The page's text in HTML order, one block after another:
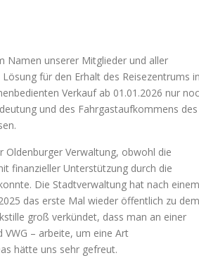
Namen unserer Mitglieder und aller
für den Erhalt des Reisezentrums
Verkauf ab 01.01.2026 nur
und des Fahrgastaufkommens des
Verwaltung, obwohl die
finanzieller Unterstützung durch die
Die Stadtverwaltung hat nach einem
das erste Mal wieder öffentlich zu dem
groß verkündet, dass man an einer
– arbeite, um eine Art
hätte uns sehr gefreut.